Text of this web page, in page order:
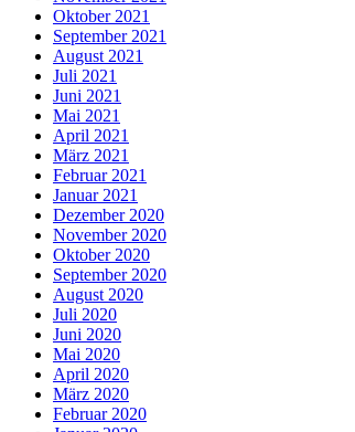
Oktober 2021
September 2021
August 2021
Juli 2021
Juni 2021
Mai 2021
April 2021
März 2021
Februar 2021
Januar 2021
Dezember 2020
November 2020
Oktober 2020
September 2020
August 2020
Juli 2020
Juni 2020
Mai 2020
April 2020
März 2020
Februar 2020